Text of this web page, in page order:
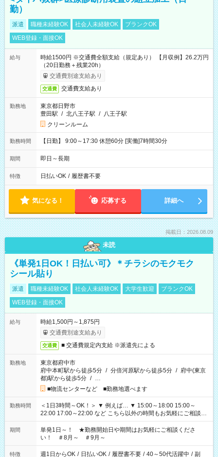
勤）
派遣 職種未経験OK 社会人未経験OK
ブランクOK
WEB登録・面接OK
給与
時給1500円 ※交通費全額支給（規定あり） 【月収例】26.2万円
（20日勤務＋残業20h）
交通費別途支給あり
交通費 交通費支給あり
勤務地
東京都日野市
豊田駅 / 北八王子駅 / 八王子駅
クリーンルーム
勤務時間 【日勤】 9:00～17:30 休憩60分 [実働]7時間30分
期間 即日～長期
特徴 日払いOK / 履歴書不要
気になる！ 応募する 詳細へ
掲載日：2026.08.09
未読
《単発1日OK！日払い可》＊チラシのモクモク
シール貼り
派遣 職種未経験OK 社会人未経験OK 大学生歓迎
ブランクOK
WEB登録・面接OK
給与
時給1,500円～1,875円
交通費別途支給あり
交通費 ■ 交通費規定内支給 ※派遣先による
勤務地
東京都府中市
府中本町駅から徒歩5分 / 分倍河原駅から徒歩5分 / 府中(東京
都)駅から徒歩5分 / …
■物流センターなど ■勤務地選べます
勤務時間
＜1日3時間～OK！＞ ▼ 例えば… ▼ 15:00～18:00 15:00～
22:00 17:00～22:00 など こちら以外の時間もお気軽にご相談く
ださい！
期間
単発1日～！ ★勤務開始日や期間はお気軽にご相談くださ
い！ ＃8月～ ＃9月～
特徴 週1日からOK / 日払いOK / 履歴書不要 / 40～50代活躍中 / 副